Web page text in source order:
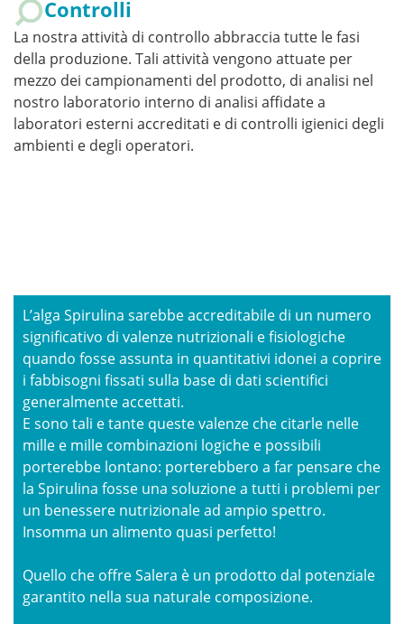
Controlli
La nostra attività di controllo abbraccia tutte le fasi
della produzione. Tali attività vengono attuate per
mezzo dei campionamenti del prodotto, di analisi nel
nostro laboratorio interno di analisi affidate a
laboratori esterni accreditati e di controlli igienici degli
ambienti e degli operatori.
L’alga Spirulina sarebbe accreditabile di un numero
significativo di valenze nutrizionali e fisiologiche
quando fosse assunta in quantitativi idonei a coprire
i fabbisogni fissati sulla base di dati scientifici
generalmente accettati.
E sono tali e tante queste valenze che citarle nelle
mille e mille combinazioni logiche e possibili
porterebbe lontano: porterebbero a far pensare che
la Spirulina fosse una soluzione a tutti i problemi per
un benessere nutrizionale ad ampio spettro.
Insomma un alimento quasi perfetto!
Quello che offre Salera è un prodotto dal potenziale
garantito nella sua naturale composizione.